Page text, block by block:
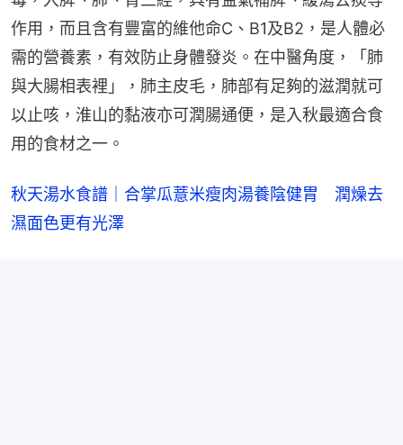
作用，而且含有豐富的維他命C、B1及B2，是人體必
需的營養素，有效防止身體發炎。在中醫角度，「肺
與大腸相表裡」，肺主皮毛，肺部有足夠的滋潤就可
以止咳，淮山的黏液亦可潤腸通便，是入秋最適合食
用的食材之一。
秋天湯水食譜｜合掌瓜薏米瘦肉湯養陰健胃　潤燥去
濕面色更有光澤